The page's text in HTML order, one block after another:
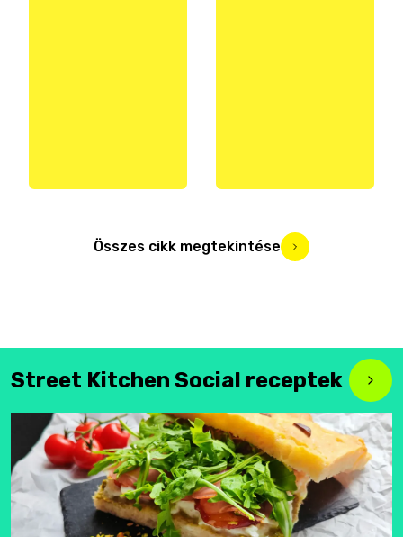
Összes cikk megtekintése
Street Kitchen Social receptek